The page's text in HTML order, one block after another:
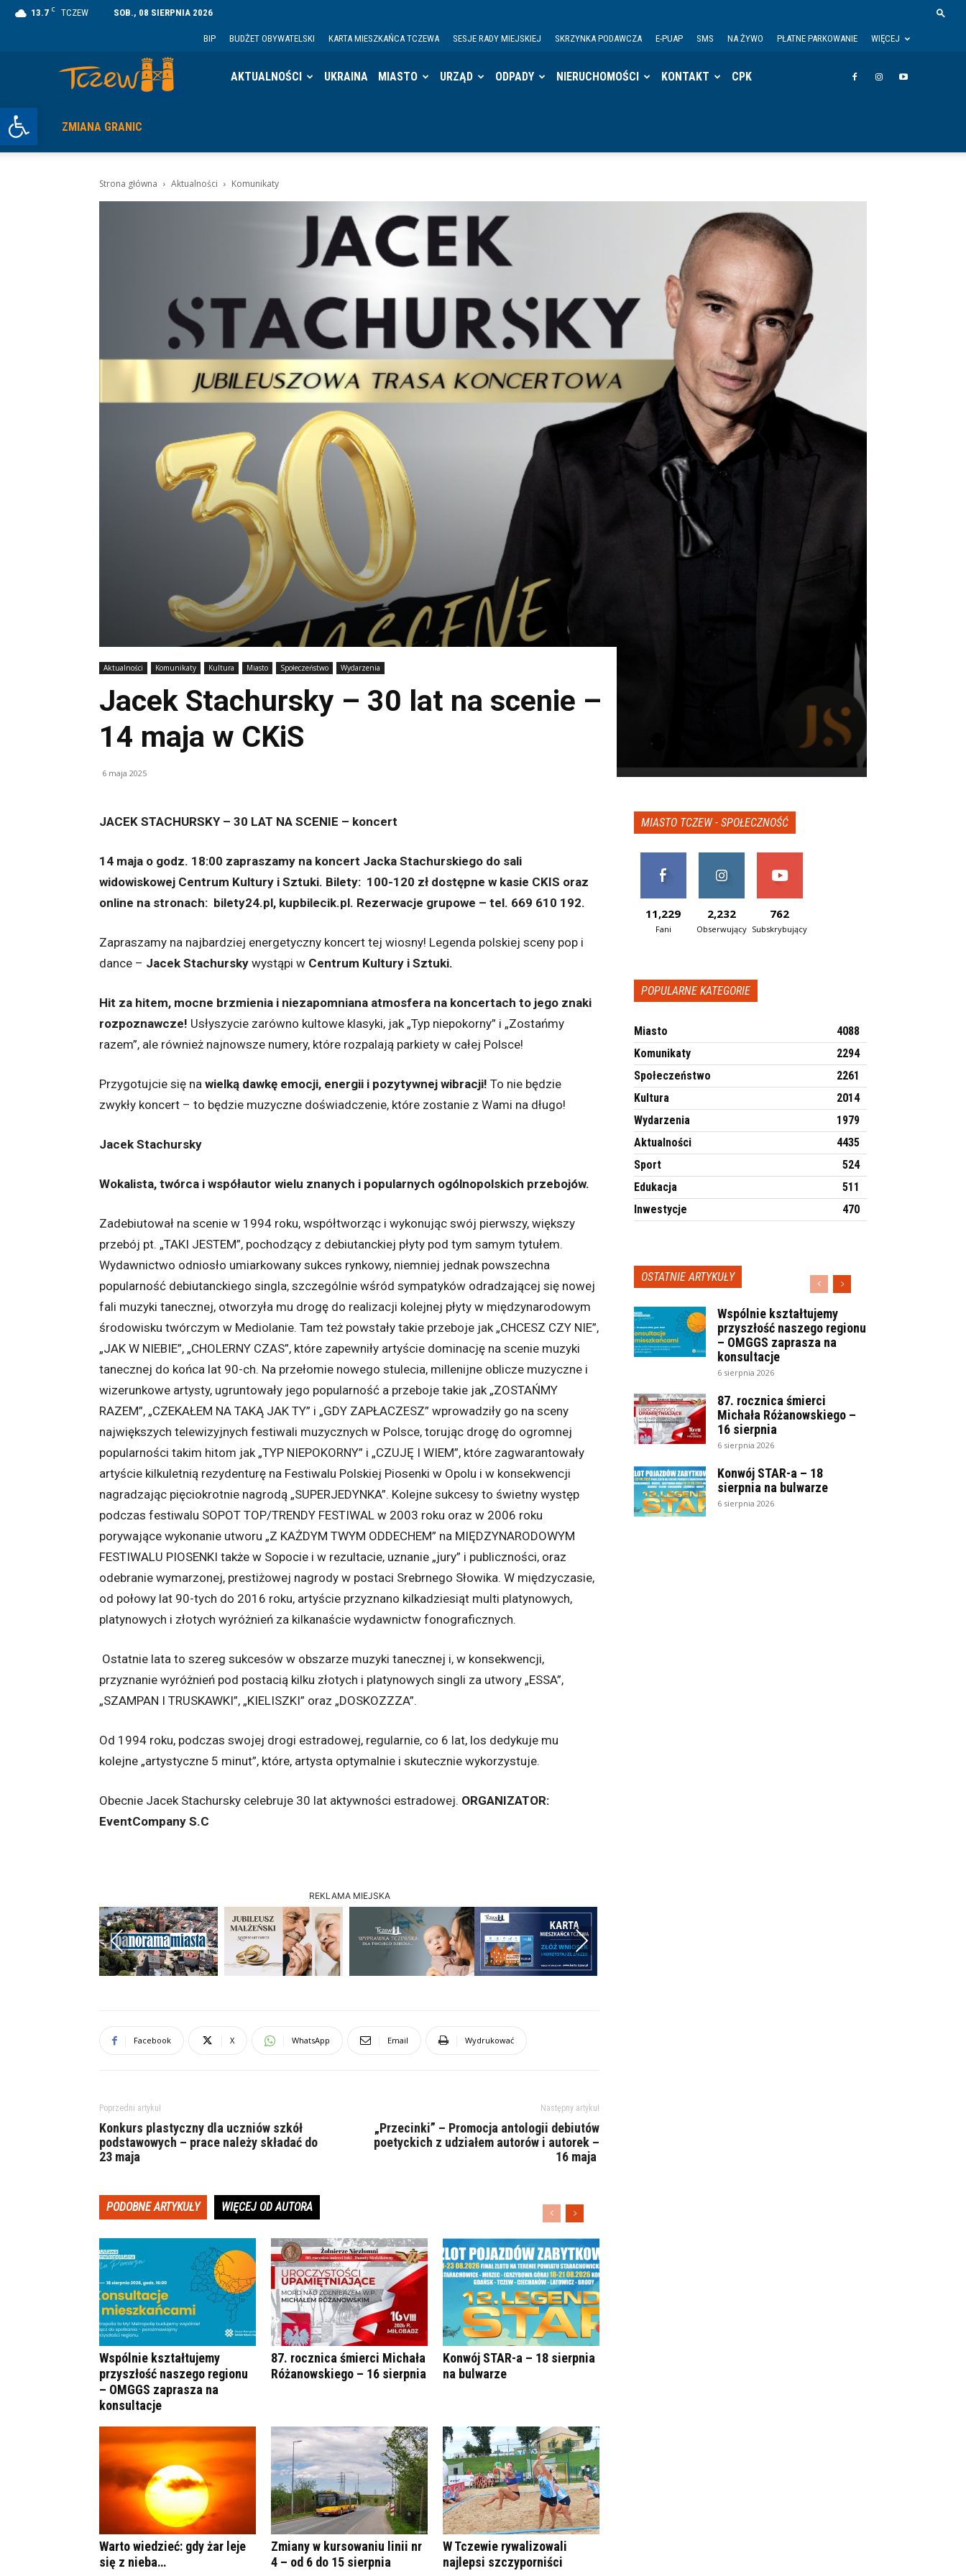
Otwórz pasek narzędzi
13.7 C TCZEW SOB., 08 SIERPNIA 2026
BIP BUDŻET OBYWATELSKI KARTA MIESZKAŃCA TCZEWA SESJE RADY MIEJSKIEJ SKRZYNKA PODAWCZA E-PUAP SMS NA ŻYWO PŁATNE PARKOWANIE WIĘCEJ
AKTUALNOŚCI UKRAINA MIASTO URZĄD ODPADY NIERUCHOMOŚCI KONTAKT CPK
ZMIANA GRANIC
Strona główna Aktualności Komunikaty
Aktualności Komunikaty Kultura Miasto Społeczeństwo Wydarzenia
Jacek Stachursky – 30 lat na scenie –
14 maja w CKiS
6 maja 2025
JACEK STACHURSKY – 30 LAT NA SCENIE – koncert
14 maja o godz. 18:00 zapraszamy na koncert Jacka Stachurskiego do sali
widowiskowej Centrum Kultury i Sztuki. Bilety: 100-120 zł dostępne w kasie CKIS oraz
online na stronach: bilety24.pl, kupbilecik.pl. Rezerwacje grupowe – tel. 669 610 192.
Zapraszamy na najbardziej energetyczny koncert tej wiosny! Legenda polskiej sceny pop i
dance – Jacek Stachursky wystąpi w Centrum Kultury i Sztuki.
Hit za hitem, mocne brzmienia i niezapomniana atmosfera na koncertach to jego znaki
rozpoznawcze! Usłyszycie zarówno kultowe klasyki, jak „Typ niepokorny” i „Zostańmy
razem”, ale również najnowsze numery, które rozpalają parkiety w całej Polsce!
Przygotujcie się na wielką dawkę emocji, energii i pozytywnej wibracji! To nie będzie
zwykły koncert – to będzie muzyczne doświadczenie, które zostanie z Wami na długo!
Jacek Stachursky
Wokalista, twórca i współautor wielu znanych i popularnych ogólnopolskich przebojów.
Zadebiutował na scenie w 1994 roku, współtworząc i wykonując swój pierwszy, większy
przebój pt. „TAKI JESTEM”, pochodzący z debiutanckiej płyty pod tym samym tytułem.
Wydawnictwo odniosło umiarkowany sukces rynkowy, niemniej jednak powszechna
popularność debiutanckiego singla, szczególnie wśród sympatyków odradzającej się nowej
fali muzyki tanecznej, otworzyła mu drogę do realizacji kolejnej płyty w międzynarodowym
środowisku twórczym w Mediolanie. Tam też powstały takie przeboje jak „CHCESZ CZY NIE”,
„JAK W NIEBIE”, „CHOLERNY CZAS”, które zapewniły artyście dominację na scenie muzyki
tanecznej do końca lat 90-ch. Na przełomie nowego stulecia, millenijne oblicze muzyczne i
wizerunkowe artysty, ugruntowały jego popularność a przeboje takie jak „ZOSTAŃMY
RAZEM”, „CZEKAŁEM NA TAKĄ JAK TY” i „GDY ZAPŁACZESZ” wprowadziły go na sceny
największych telewizyjnych festiwali muzycznych w Polsce, torując drogę do ogromnej
popularności takim hitom jak „TYP NIEPOKORNY” i „CZUJĘ I WIEM”, które zagwarantowały
artyście kilkuletnią rezydenturę na Festiwalu Polskiej Piosenki w Opolu i w konsekwencji
nagradzając pięciokrotnie nagrodą „SUPERJEDYNKA”. Kolejne sukcesy to świetny występ
podczas festiwalu SOPOT TOP/TRENDY FESTIWAL w 2003 roku oraz w 2006 roku
porywające wykonanie utworu „Z KAŻDYM TWYM ODDECHEM” na MIĘDZYNARODOWYM
FESTIWALU PIOSENKI także w Sopocie i w rezultacie, uznanie „jury” i publiczności, oraz
odebranie wymarzonej, prestiżowej nagrody w postaci Srebrnego Słowika. W międzyczasie,
od połowy lat 90-tych do 2016 roku, artyście przyznano kilkadziesiąt multi platynowych,
platynowych i złotych wyróżnień za kilkanaście wydawnictw fonograficznych.
Ostatnie lata to szereg sukcesów w obszarze muzyki tanecznej i, w konsekwencji,
przyznanie wyróżnień pod postacią kilku złotych i platynowych singli za utwory „ESSA”,
„SZAMPAN I TRUSKAWKI”, „KIELISZKI” oraz „DOSKOZZZA”.
Od 1994 roku, podczas swojej drogi estradowej, regularnie, co 6 lat, los dedykuje mu
kolejne „artystyczne 5 minut”, które, artysta optymalnie i skutecznie wykorzystuje.
Obecnie Jacek Stachursky celebruje 30 lat aktywności estradowej. ORGANIZATOR:
EventCompany S.C
REKLAMA MIEJSKA
Previous Next
Facebook X WhatsApp Email Wydrukować
Poprzedni artykuł
Konkurs plastyczny dla uczniów szkół
podstawowych – prace należy składać do
23 maja
Następny artykuł
„Przecinki” – Promocja antologii debiutów
poetyckich z udziałem autorów i autorek –
16 maja
PODOBNE ARTYKUŁY WIĘCEJ OD AUTORA
Wspólnie kształtujemy
przyszłość naszego regionu
– OMGGS zaprasza na
konsultacje
87. rocznica śmierci Michała
Różanowskiego – 16 sierpnia
Konwój STAR-a – 18 sierpnia
na bulwarze
Warto wiedzieć: gdy żar leje
się z nieba…
Zmiany w kursowaniu linii nr
4 – od 6 do 15 sierpnia
W Tczewie rywalizowali
najlepsi szczyporniści
MIASTO TCZEW - SPOŁECZNOŚĆ
11,229
Fani
2,232
Obserwujący
762
Subskrybujący
POPULARNE KATEGORIE
Miasto
4088
Komunikaty
2294
Społeczeństwo
2261
Kultura
2014
Wydarzenia
1979
Aktualności
4435
Sport
524
Edukacja
511
Inwestycje
470
OSTATNIE ARTYKUŁY
Wspólnie kształtujemy
przyszłość naszego regionu
– OMGGS zaprasza na
konsultacje
6 sierpnia 2026
87. rocznica śmierci
Michała Różanowskiego –
16 sierpnia
6 sierpnia 2026
Konwój STAR-a – 18
sierpnia na bulwarze
6 sierpnia 2026